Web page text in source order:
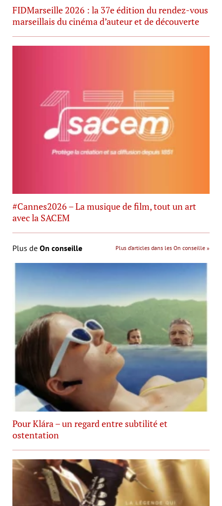
FIDMarseille 2026 : la 37e édition du rendez-vous
marseillais du cinéma d’auteur et de découverte
#Cannes2026 – La musique de film, tout un art
avec la SACEM
Plus de On conseille Plus d’articles dans les On conseille »
Pour Klára – un regard entre subtilité et
ostentation